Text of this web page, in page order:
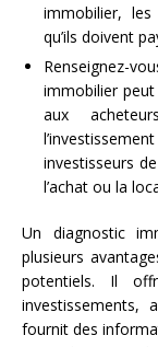
immobilier,
qu’ils doivent
Renseignez-
immobilier
aux
investisseurs
l’achat ou la
Un diagnostic
plusieurs
potentiels. Il
investissements,
fournit des